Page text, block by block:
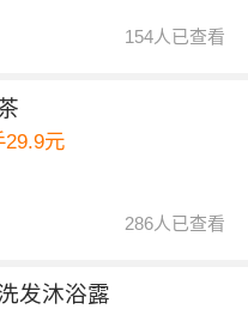
154人已查看
29.9元
286人已查看
发沐浴露